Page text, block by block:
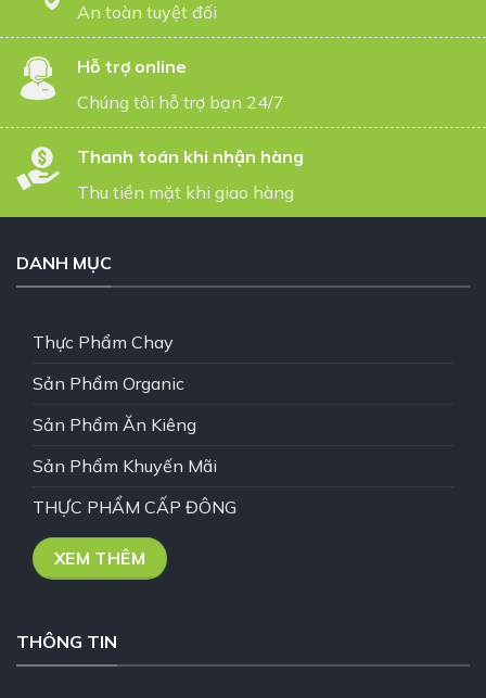
An toàn tuyệt đối
Hỗ trợ online
Chúng tôi hỗ trợ bạn 24/7
Thanh toán khi nhận hàng
Thu tiền mặt khi giao hàng
DANH MỤC
Thực Phẩm Chay
Sản Phẩm Organic
Sản Phẩm Ăn Kiêng
Sản Phẩm Khuyến Mãi
THỰC PHẨM CẤP ĐÔNG
XEM THÊM
THÔNG TIN